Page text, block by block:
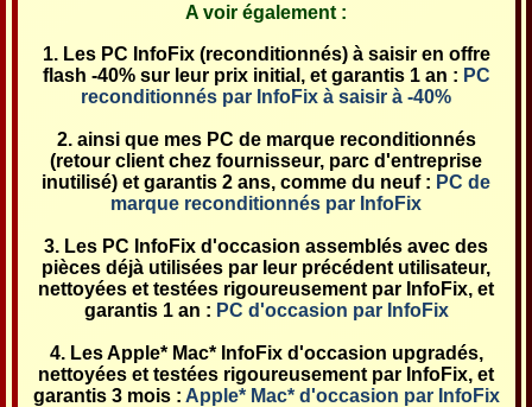
A voir également :
Les PC InfoFix (reconditionnés) à saisir en offre
flash -40% sur leur prix initial, et garantis 1 an : PC
reconditionnés par InfoFix à saisir à -40%
ainsi que mes PC de marque reconditionnés
(retour client chez fournisseur, parc d'entreprise
inutilisé) et garantis 2 ans, comme du neuf : PC de
marque reconditionnés par InfoFix
Les PC InfoFix d'occasion assemblés avec des
pièces déjà utilisées par leur précédent utilisateur,
nettoyées et testées rigoureusement par InfoFix, et
garantis 1 an : PC d'occasion par InfoFix
Les Apple* Mac* InfoFix d'occasion upgradés,
nettoyées et testées rigoureusement par InfoFix, et
garantis 3 mois : Apple* Mac* d'occasion par InfoFix